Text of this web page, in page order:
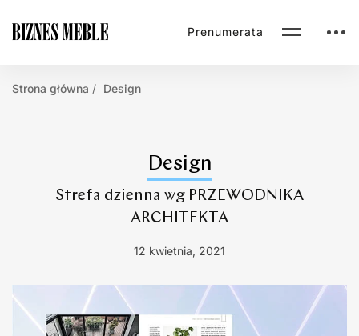
Prenumerata
Strona główna Design
Design
Strefa dzienna wg PRZEWODNIKA
ARCHITEKTA
12 kwietnia, 2021